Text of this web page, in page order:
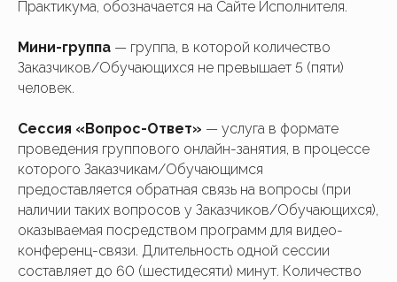
Практикума, обозначается на Сайте Исполнителя.
Мини-группа — группа, в которой количество
Заказчиков/Обучающихся не превышает 5 (пяти)
человек.
Сессия «Вопрос-Ответ» — услуга в формате
проведения группового онлайн-занятия, в процессе
которого Заказчикам/Обучающимся
предоставляется обратная связь на вопросы (при
наличии таких вопросов у Заказчиков/Обучающихся),
оказываемая посредством программ для видео-
конференц-связи. Длительность одной сессии
составляет до 60 (шестидесяти) минут. Количество